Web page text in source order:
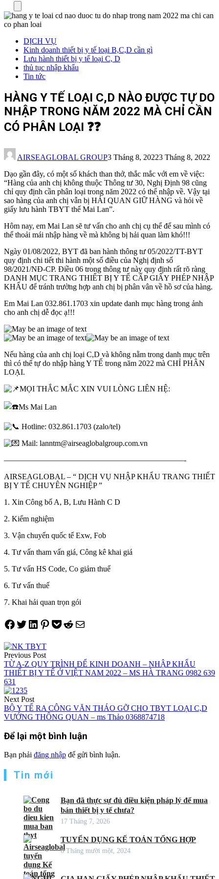
DỊCH VỤ
Kinh doanh thiết bị y tế loại B,C,D cần gì
Lưu hành thiết bị y tế loại C, D
thủ tục nhập khẩu
Tin tức
HÀNG Y TẾ LOẠI C,D NÀO ĐƯỢC TỰ DO
NHẬP TRONG NĂM 2022 MÀ CHỈ CẦN
CÓ PHÂN LOẠI ❓❓
AIRSEAGLOBAL GROUP3 Tháng 8, 20223 Tháng 8, 2022
Dạo gần đây, có một số khách than thở, thắc mắc với em về việc:
“Hàng của anh chị không thuộc Thông tư 30, Nghị Định 98 cũng
chỉ quy định cần phân loại trong năm 2022 có thể nhập về. Vậy tại
sao hàng của anh chị vẫn bị HẢI QUAN GIỮ HÀNG và hỏi về
giấy lưu hành TBYT thế Mai Lan”.
Hôm nay, em Mai Lan sẽ tư vấn cho anh chị cụ thể để sau mình có
thể thoải mái nhập hàng về mà không bị hải quan làm khó!!!
Ngày 01/08/2022, BYT đã ban hành thông tư 05/2022/TT-BYT
quy định chi tiết thi hành một số điều của Nghị định số
98/2021/NĐ-CP. Điều 06 trong thông tư này quy định rất rõ ràng
DANH MỤC TRANG THIẾT BỊ Y TẾ CẤP GIẤY PHÉP NHẬP
KHẨU để tránh trường hợp anh chị bị phân vân về hồ sơ của hàng.
Em Mai Lan 032.861.1703 xin update danh mục hàng trong ảnh
cho anh chị dễ đọc ạ!!!
Nếu hàng của anh chị loại C,D và không nằm trong danh mục trên
thì có thể tự do nhập hàng Y TẾ trong năm 2022 mà CHỈ PHÂN
LOẠI.
MỌI THẮC MẮC XIN VUI LÒNG LIÊN HỆ:
Ms Mai Lan
Hotline: 032.861.1703 (zalo/tel)
Mail: lanntm@airseaglobalgroup.com.vn
———————————————————————-
AIRSEAGLOBAL – “ DỊCH VỤ NHẬP KHẨU TRANG THIẾT
BỊ Y TẾ CHUYÊN NGHIỆP ”
1. Xin Công bố A, B, Lưu Hành C D
2. Kiểm nghiệm
3. Vận chuyển quốc tế Exw, Fob
4. Tư vấn tham vấn giá, Công kê khai giá
5. Tư vấn HS Code, Co giảm thuế
6. Tư vấn thuế
7. Khai hải quan trọn gói
Share on Facebook
Tweet on Twitter
Share on LinkedIn
Pin on Pinterest
Save to pocket
Share on Reddit
Share via Email
Điều
hướng
bài
viết
Previous Post
TỪ A-Z QUY TRÌNH ĐỂ KINH DOANH – NHẬP KHẨU
THIẾT BỊ Y TẾ Ở VIỆT NAM 2022 – MS HÀ TRANG 0982 639
631
Next Post
BỘ Y TẾ RA CÔNG VĂN THÁO GỠ CHO TBYT LOẠI C,D
VƯỚNG THÔNG QUAN – ms Thảo 0368874718
Để lại một bình luận
Bạn phải đăng nhập để gửi bình luận.
Tin mới
Bạn đã thực sự đủ điều kiện pháp lý để mua
bán thiết bị y tế chưa?
17 Tháng 7, 2026
TUYỂN DỤNG KẾ TOÁN TỔNG HỢP
6 Tháng mười một, 2024